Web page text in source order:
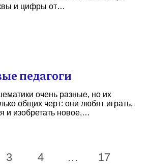
и цифры от…
педагоги
очень разные, но их
общих черт: они любят играть,
и изобретать новое,…
3 4 … 17